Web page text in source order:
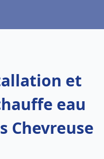
et
eau
Chevreuse